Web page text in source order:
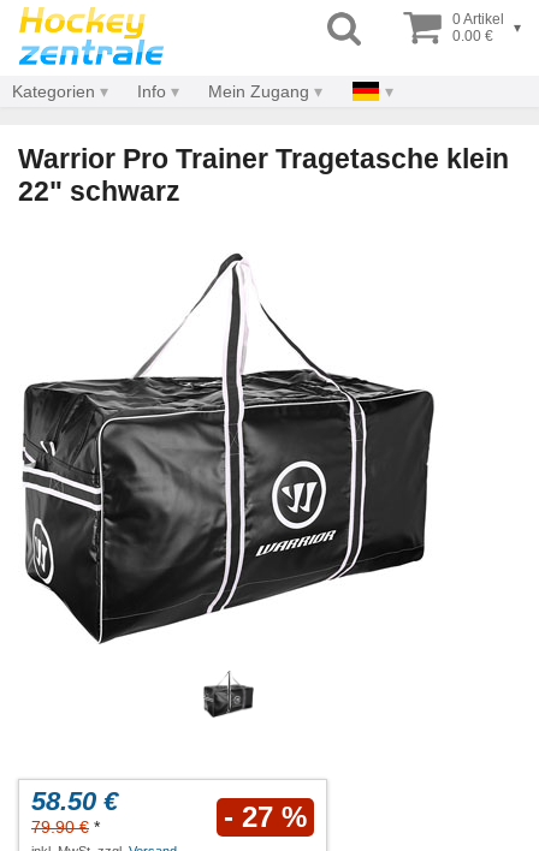
0 Artikel
0.00 €
▾
Kategorien Info Mein Zugang
Warrior Pro Trainer Tragetasche klein
22" schwarz
58.50 €
79.90 € * - 27 %